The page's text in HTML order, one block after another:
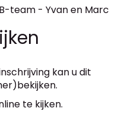
team - Yvan en Marc
kan u dit
te kijken.